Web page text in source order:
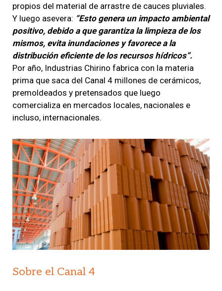
propios del material de arrastre de cauces pluviales.
Y luego asevera: “Esto genera un impacto ambiental
positivo, debido a que garantiza la limpieza de los
mismos, evita inundaciones y favorece a la
distribución eficiente de los recursos hídricos”.
Por año, Industrias Chirino fabrica con la materia
prima que saca del Canal 4 millones de cerámicos,
premoldeados y pretensados que luego
comercializa en mercados locales, nacionales e
incluso, internacionales.
Sobre el Canal 4